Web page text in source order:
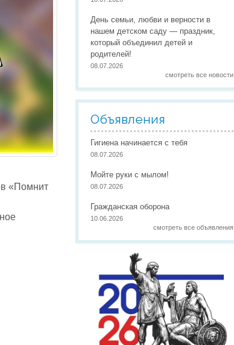
среда
качеству услуг по присмотру и уходу
Наши работы
Сайты педагогов
в конкурсах
маленьких патриотов
«Помнит
День семьи, любви и верности в
нашем детском саду — праздник,
который объединил детей и
родителей!
08.07.2026
смотреть все новости
Объявления
Гигиена начинается с тебя
08.07.2026
Мойте руки с мылом!
08.07.2026
Гражданская оборона
10.06.2026
смотреть все объявления